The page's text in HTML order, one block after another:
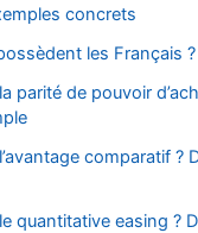
concrets
les Français ?
parité de pouvoir
comparatif ?
quantitative easing ?